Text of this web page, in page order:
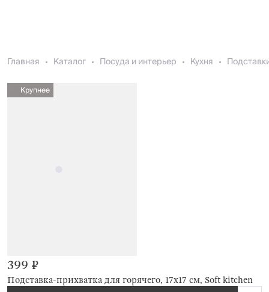
Главная Каталог Посуда и интерьер Кухня
Крупнее
Подставка-прихватка для горячего, 17х17 см, Soft kitchen
399 ₽